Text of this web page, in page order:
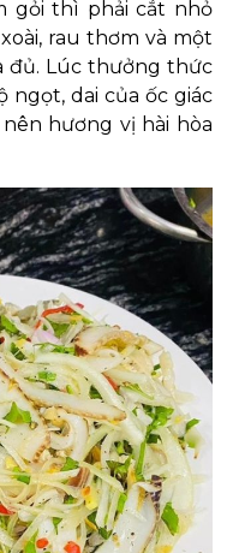
gỏi thì phải cắt nhỏ
rau thơm và một
đủ. Lúc thưởng thức
ngọt, dai của ốc giác
hương vị hài hòa